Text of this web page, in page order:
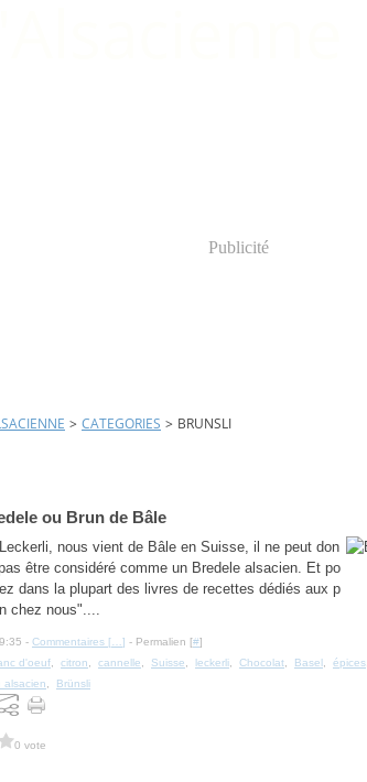
Publicité
> CATEGORIES > BRUNSLI
ou Brun de Bâle
nous vient de Bâle en Suisse, il ne peut don
être considéré comme un Bredele alsacien. Et po
dans la plupart des livres de recettes dédiés aux p
chez nous"....
- Commentaires [ ] - Permalien [#]
d'oeuf citron cannelle Suisse leckerli Chocolat Basel épices
alsacien Brünsli
0 vote